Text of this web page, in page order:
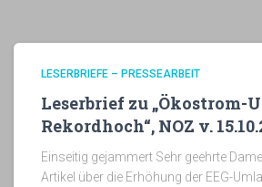
LESERBRIEFE – PRESSEARBEIT
Leserbrief zu „Ökostrom-
Rekordhoch“, NOZ v.
Einseitig gejammert Sehr geehrte
Artikel über die Erhöhung der EEG-